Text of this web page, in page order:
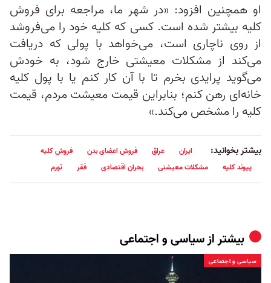
او همچنین افزود: «در شهر ما، مراجعه برای فروش
کلیه بیشتر شده است. کسی که کلیه خود را می‌فروشد
از روی ناچاری است، می‌خواهد با پولی که دریافت
می‌کند از مشکلات معیشتی خارج شود، به خودش
می‌گوید پرایدی بخرم تا با آن کار کنم یا با پول کلیه
خانه‌ای رهن کنم؛ بنابراین قیمت معیشت مردم، قیمت
کلیه را مشخص می‌کند.»
بیشتر بخوانید: ایران عراق فروش اعضای بدن
فروش کلیه
پیوند کلیه
مشکلات معیشتی بحران اقتصادی فقر تورم
بیشتر ازسیاسی و اجتماعی
سیاسی و اجتماعی